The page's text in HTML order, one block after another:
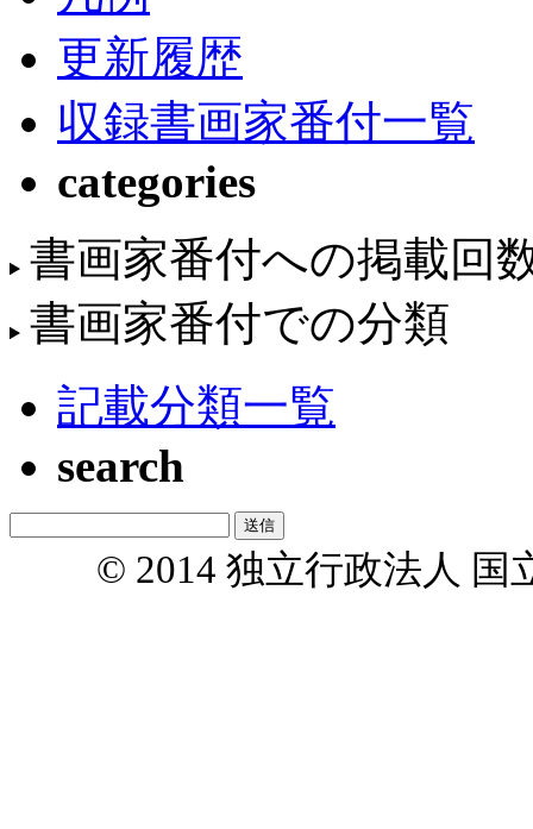
更新履歴
収録書画家番付一覧
categories
書画家番付への掲載回
書画家番付での分類
記載分類一覧
search
© 2014 独立行政法人 国